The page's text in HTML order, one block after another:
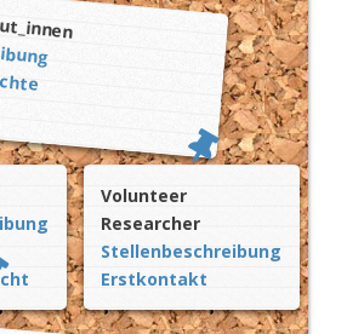
Volunteer
Researcher
Stellenbeschreibung
Erstkontakt